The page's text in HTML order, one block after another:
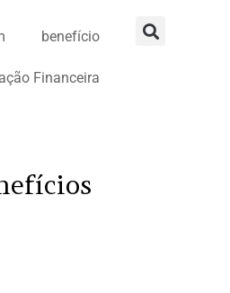
benefício
Financeira